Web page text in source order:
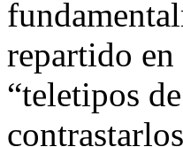
repartido
“teletipos